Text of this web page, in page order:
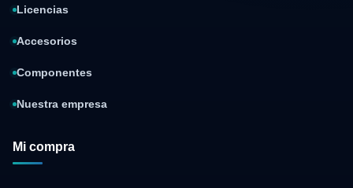
Licencias
Accesorios
Componentes
Nuestra empresa
Mi compra